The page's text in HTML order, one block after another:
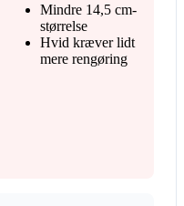
Mindre 14,5 cm-
størrelse
Hvid kræver lidt
mere rengøring